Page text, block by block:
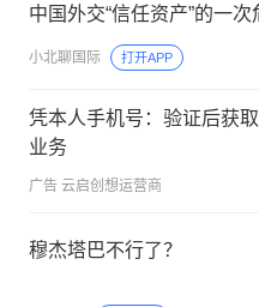
中国外交“信任资产”的一
小北聊国际 打开APP
凭本人手机号：验证后获
业务
广告 云启创想运营商
穆杰塔巴不行了？